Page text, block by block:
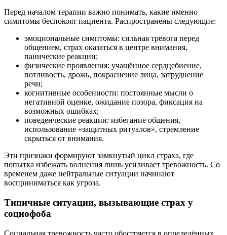
Перед началом терапии важно понимать, какие именно
симптомы беспокоят пациента. Распространены следующие:
эмоциональные симптомы: сильная тревога перед
общением, страх оказаться в центре внимания,
панические реакции;
физические проявления: учащённое сердцебиение,
потливость, дрожь, покраснение лица, затруднение
речи;
когнитивные особенности: постоянные мысли о
негативной оценке, ожидание позора, фиксация на
возможных ошибках;
поведенческие реакции: избегание общения,
использование «защитных ритуалов», стремление
скрыться от внимания.
Эти признаки формируют замкнутый цикл страха, где
попытка избежать волнения лишь усиливает тревожность. Со
временем даже нейтральные ситуации начинают
восприниматься как угроза.
Типичные ситуации, вызывающие страх у
социофоба
Социальная тревожность часто обостряется в определённых